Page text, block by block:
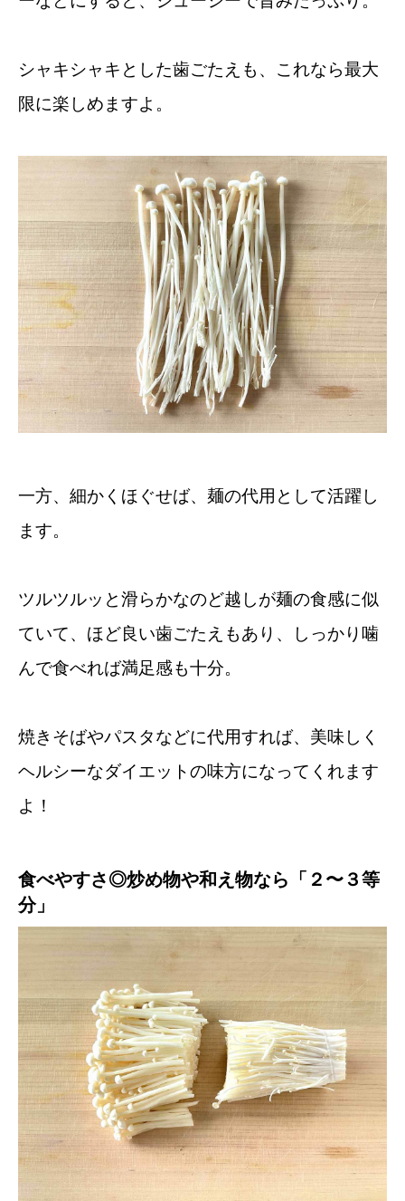
シャキシャキとした歯ごたえも、これなら最大
限に楽しめますよ。
一方、細かくほぐせば、麺の代用として活躍し
ます。
ツルツルッと滑らかなのど越しが麺の食感に似
ていて、ほど良い歯ごたえもあり、しっかり噛
んで食べれば満足感も十分。
焼きそばやパスタなどに代用すれば、美味しく
ヘルシーなダイエットの味方になってくれます
よ！
食べやすさ◎炒め物や和え物なら「２〜３等
分」